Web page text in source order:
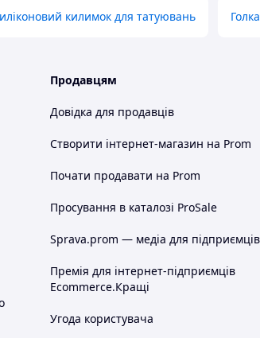
килимок для татуювань
Продавцям
Довідка для продавців
Створити інтернет-магазин на Prom
Почати продавати на Prom
Просування в каталозі ProSale
Sprava.prom — медіа для підприємців
Премія для інтернет-підприємців
Ecommerce.Кращі
Угода користувача